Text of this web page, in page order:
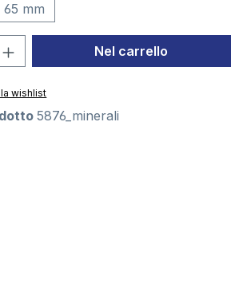
65 mm
del prodotto: inserisci
Nel carrello
wishlist
5876_minerali